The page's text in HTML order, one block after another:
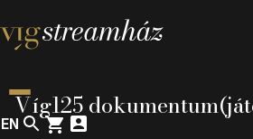
Continue to navigation
Continue to content
Continue to footer
EN
Víg125